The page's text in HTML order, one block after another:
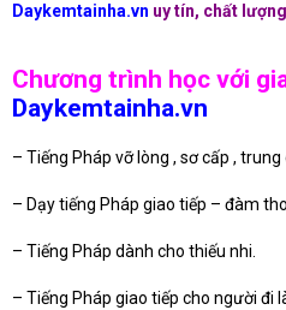
Daykemtainha.vn uy tín, chất lượng
Chương trình học với
Daykemtainha.vn
– Tiếng Pháp vỡ lòng , sơ cấp , trung
– Dạy tiếng Pháp giao tiếp – đàm
– Tiếng Pháp dành cho thiếu nhi.
– Tiếng Pháp giao tiếp cho người đi